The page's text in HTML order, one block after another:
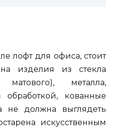
лофт для офиса, стоит
изделия из стекла
металла,
кованные
не должна выглядеть
искусственным